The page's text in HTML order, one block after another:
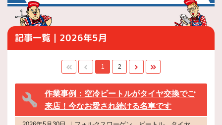
記事一覧｜2026年5月
1 2
作業事例：空冷ビートルがタイヤ交換でご
来店！今なお愛され続ける名車です